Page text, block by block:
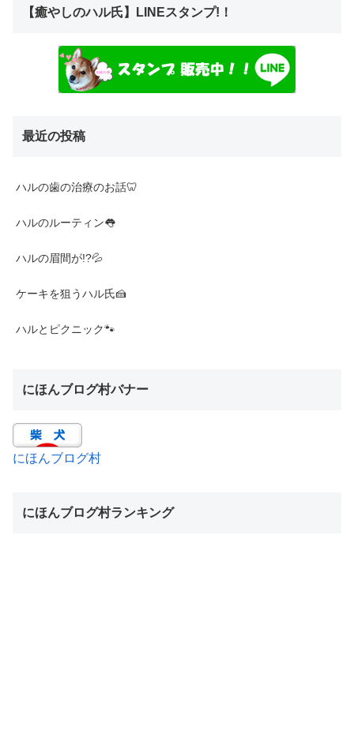
【癒やしのハル氏】LINEスタンプ!！
最近の投稿
ハルの歯の治療のお話🦷
ハルのルーティン👅
ハルの眉間が!?💦
ケーキを狙うハル氏🍰
ハルとピクニック🐾
にほんブログ村バナー
にほんブログ村
にほんブログ村ランキング